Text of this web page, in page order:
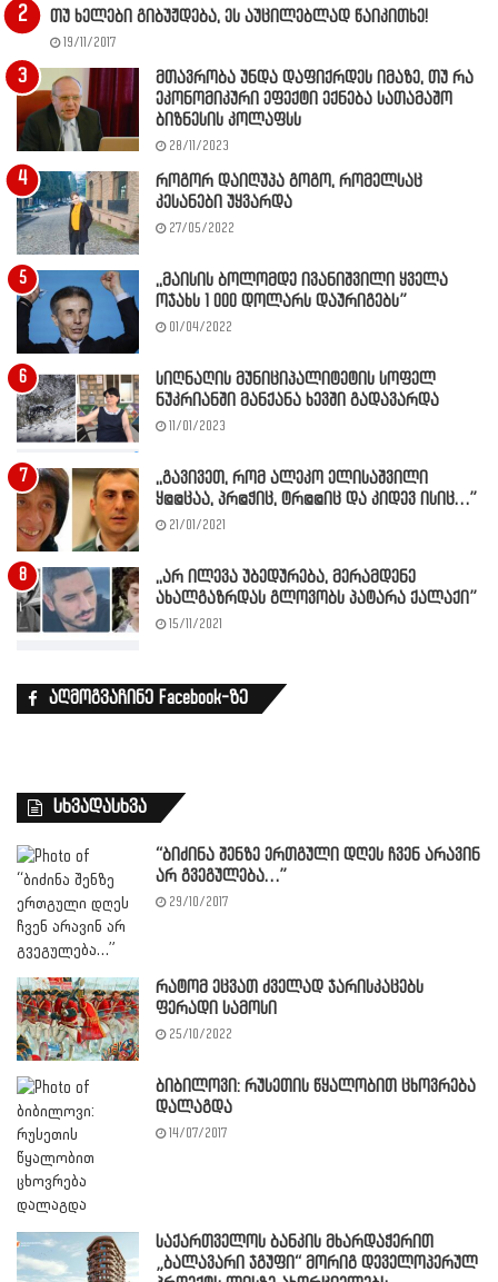
თუ ხელები გიბუჟდება, ეს აუცილებლად წაიკითხე!
19/11/2017
მთავრობა უნდა დაფიქრდეს იმაზე, თუ რა
ეკონომიკური ეფექტი ექნება სათამაშო
ბიზნესის კოლაფსს
28/11/2023
როგორ დაიღუპა გოგო, რომელსაც
კესანები უყვარდა
27/05/2022
,,მაისის ბოლომდე ივანიშვილი ყველა
ოჯახს 1 000 დოლარს დაურიგებს”
01/04/2022
სიღნაღის მუნიციპალიტეტის სოფელ
ნუკრიანში მანქანა ხევში გადავარდა
11/01/2023
,,გავივეთ, რომ ალეკო ელისაშვილი
ყ@@ცაა, პრ@ჭიც, ტრ@@იც და კიდევ ისიც…”
21/01/2021
,,არ ილევა უბედურება, მერამდენე
ახალგაზრდას გლოვობს პატარა ქალაქი”
15/11/2021
აღმოგვაჩინე Facebook-ზე
სხვადასხვა
“ბიძინა შენზე ერთგული დღეს ჩვენ არავინ
არ გვეგულება…”
29/10/2017
რატომ ეცვათ ძველად ჯარისკაცებს
ფერადი სამოსი
25/10/2022
ბიბილოვი: რუსეთის წყალობით ცხოვრება
დალაგდა
14/07/2017
საქართველოს ბანკის მხარდაჭერით
„ბალავარი ჯგუფი“ მორიგ დეველოპერულ